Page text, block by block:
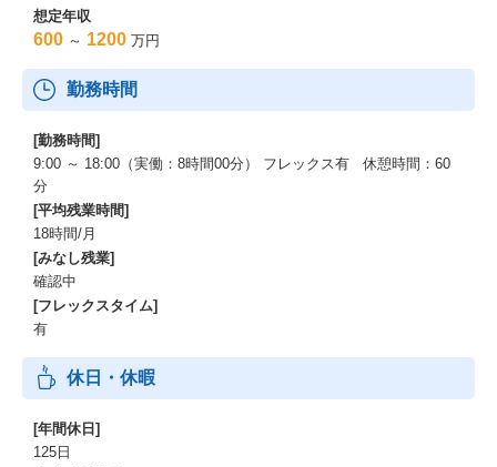
想定年収
600 ～ 1200 万円
勤務時間
[勤務時間]
9:00 ～ 18:00（実働：8時間00分） フレックス有 休憩時間：60
分
[平均残業時間]
18時間/月
[みなし残業]
確認中
[フレックスタイム]
有
休日・休暇
[年間休日]
125日